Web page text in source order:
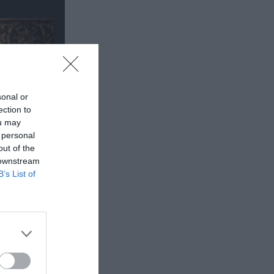
or
to
may
of the
List of